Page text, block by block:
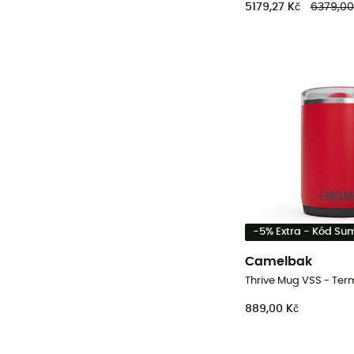
5179,27 Kč 6379,00
-5% Extra - Kód
Camelbak
Thrive Mug VSS -
889,00 Kč